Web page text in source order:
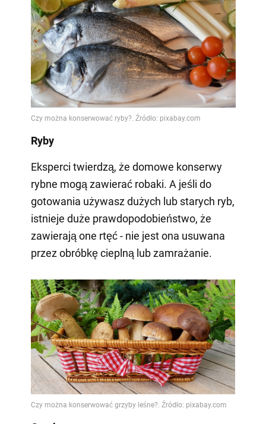
Ryby
Eksperci twierdzą, że domowe konserwy
rybne mogą zawierać robaki. A jeśli do
gotowania używasz dużych lub starych ryb,
istnieje duże prawdopodobieństwo, że
zawierają one rtęć - nie jest ona usuwana
przez obróbkę cieplną lub zamrażanie.